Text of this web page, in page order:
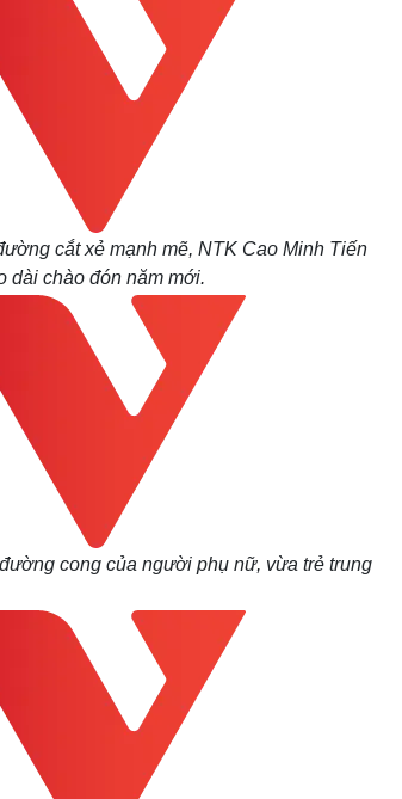
cắt xẻ mạnh mẽ, NTK Cao Minh Tiến
dài chào đón năm mới.
cong của người phụ nữ, vừa trẻ trung